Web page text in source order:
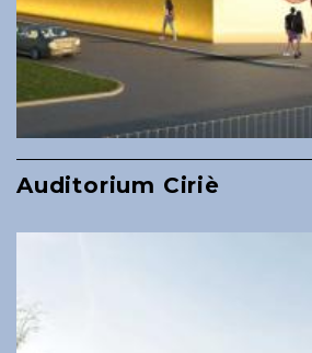
Auditorium Ciriè